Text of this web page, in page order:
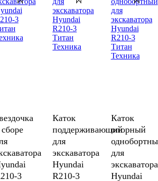
3
Каток
поддерживающий
для
экскаватора
Hyundai
R210-3
Каток
опорный
для
экскаватора
Hyundai